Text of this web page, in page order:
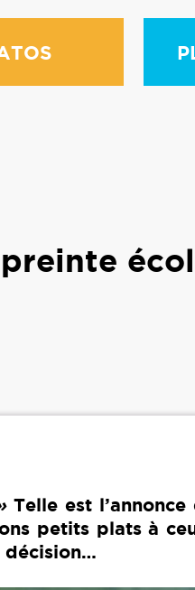
Telle est
petits plats à
décision…